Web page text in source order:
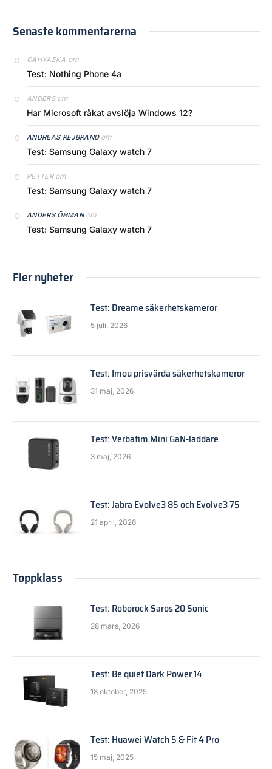
Senaste kommentarerna
CAHYAEKA om
Test: Nothing Phone 4a
ANDERSom
Har Microsoft råkat avslöja Windows 12?
ANDREAS REJBRANDom
Test: Samsung Galaxy watch 7
PETTERom
Test: Samsung Galaxy watch 7
ANDERS ÖHMANom
Test: Samsung Galaxy watch 7
Fler nyheter
Test: Dreame säkerhetskameror
5 juli, 2026
Test: Imou prisvärda säkerhetskameror
31 maj, 2026
Test: Verbatim Mini GaN-laddare
3 maj, 2026
Test: Jabra Evolve3 85 och Evolve3 75
21 april, 2026
Toppklass
Test: Roborock Saros 20 Sonic
28 mars, 2026
Test: Be quiet Dark Power 14
18 oktober, 2025
Test: Huawei Watch 5 & Fit 4 Pro
15 maj, 2025